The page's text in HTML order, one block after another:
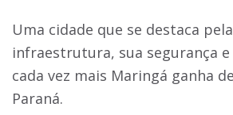
Uma cidade que se destaca
infraestrutura, sua segurança
cada vez mais Maringá ganha
Paraná.